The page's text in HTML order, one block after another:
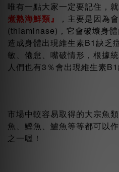
唯有一點大家一定要記住，
煮熟海鮮類』
，主要是因為
(thiaminase)，它會破壞身
造成身體出現維生素B1缺乏
敏、倦怠、嘴破情形，根據
人們也有3％會出現維生素B1
市場中較容易取得的大宗魚
魚、鰹魚、鱸魚等等都可以
之一喔！